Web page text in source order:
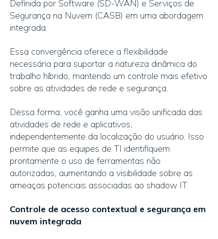
Definida por Software (SD-WAN) e Serviços de
Segurança na Nuvem (CASB) em uma abordagem
integrada.
Essa convergência oferece a flexibilidade
necessária para suportar a natureza dinâmica do
trabalho híbrido, mantendo um controle mais efetivo
sobre as atividades de rede e segurança.
Dessa forma, você ganha uma visão unificada das
atividades de rede e aplicativos,
independentemente da localização do usuário. Isso
permite que as equipes de TI identifiquem
prontamente o uso de ferramentas não
autorizadas, aumentando a visibilidade sobre as
ameaças potenciais associadas ao shadow IT.
Controle de acesso contextual e segurança em
nuvem integrada